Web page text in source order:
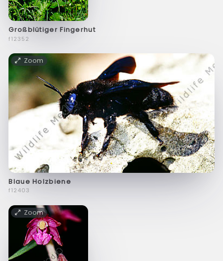
Großblütiger Fingerhut
f12352
Zoom
Blaue Holzbiene
f12403
Zoom